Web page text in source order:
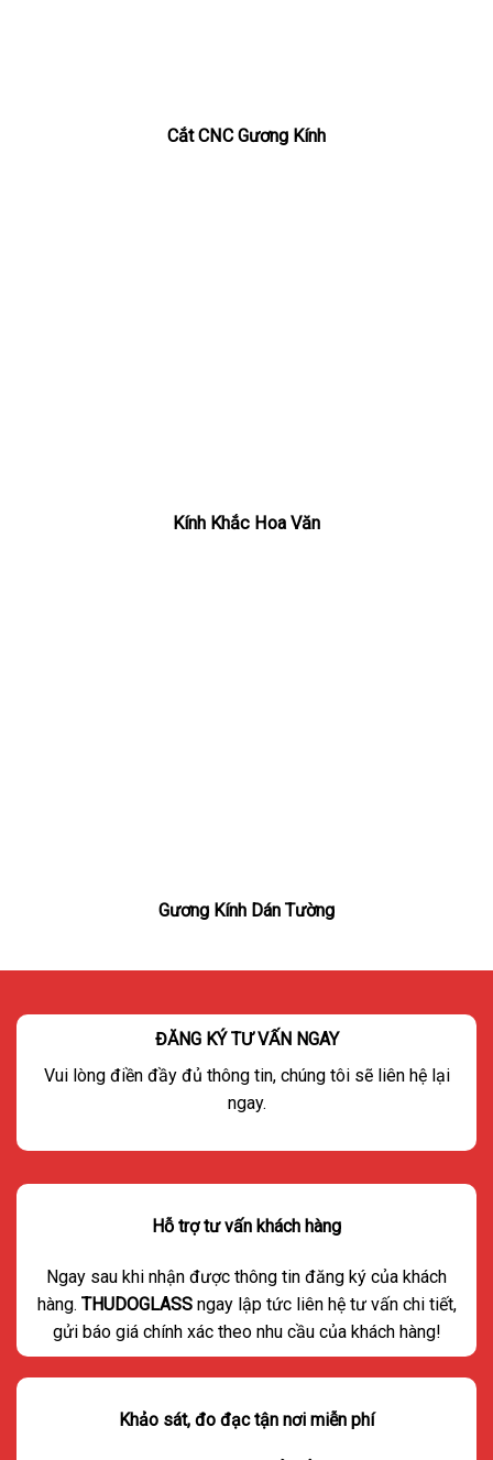
Cắt CNC Gương Kính
Kính Khắc Hoa Văn
Gương Kính Dán Tường
ĐĂNG KÝ TƯ VẤN NGAY
Vui lòng điền đầy đủ thông tin, chúng tôi sẽ liên hệ lại
ngay.
Hỗ trợ tư vấn khách hàng
Ngay sau khi nhận được thông tin đăng ký của khách
hàng. THUDOGLASS ngay lập tức liên hệ tư vấn chi tiết,
gửi báo giá chính xác theo nhu cầu của khách hàng!
Khảo sát, đo đạc tận nơi miễn phí